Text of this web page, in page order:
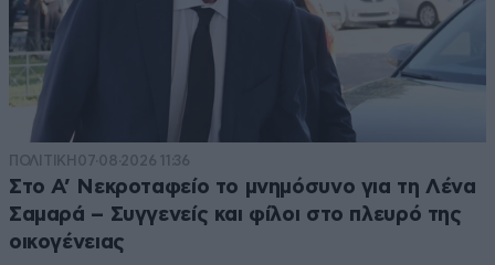
ΠΟΛΙΤΙΚΗ 07·08·2026 11:36
Στο Α’ Νεκροταφείο το μνημόσυνο για τη Λένα
Σαμαρά – Συγγενείς και φίλοι στο πλευρό της
οικογένειας